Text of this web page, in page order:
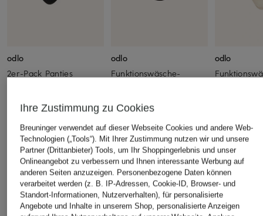
odlo
2er-Pack Panties
CHF 70
odlo
Funktionswäsche-
Ursprünglich:CHF 35
odlo
Ursprünglich:
ÄHNLICHE ARTIKEL ENTDECKEN
Ihre Zustimmung zu Cookies
Breuninger verwendet auf dieser Webseite Cookies und andere Web-
Technologien („Tools“). Mit Ihrer Zustimmung nutzen wir und unsere
Partner (Drittanbieter) Tools, um Ihr Shoppingerlebnis und unser
Onlineangebot zu verbessern und Ihnen interessante Werbung auf
anderen Seiten anzuzeigen. Personenbezogene Daten können
verarbeitet werden (z. B. IP-Adressen, Cookie-ID, Browser- und
Standort-Informationen, Nutzerverhalten), für personalisierte
Angebote und Inhalte in unserem Shop, personalisierte Anzeigen